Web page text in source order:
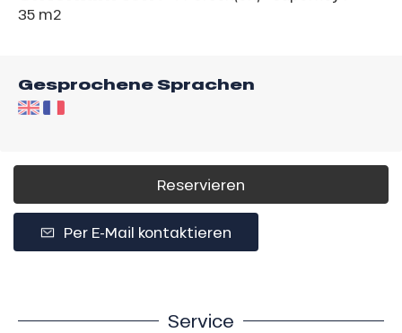
35 m2
Gesprochene Sprachen
Reservieren
Per E-Mail kontaktieren
Service